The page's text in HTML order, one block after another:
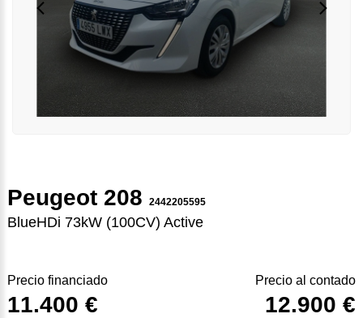
Peugeot 208 2442205595
BlueHDi 73kW (100CV) Active
Precio financiado
11.400 €
Precio al contado
12.900 €